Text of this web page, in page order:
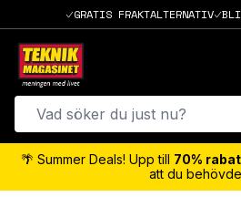
GRATIS FRAKTALTERNATIV
🌴 Summer Deals! Upp till 70%
att du